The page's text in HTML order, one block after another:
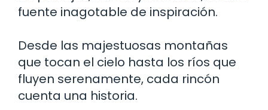
fuente inagotable de inspiración.
Desde las majestuosas montañas
que tocan el cielo hasta los ríos que
fluyen serenamente, cada rincón
cuenta una historia.